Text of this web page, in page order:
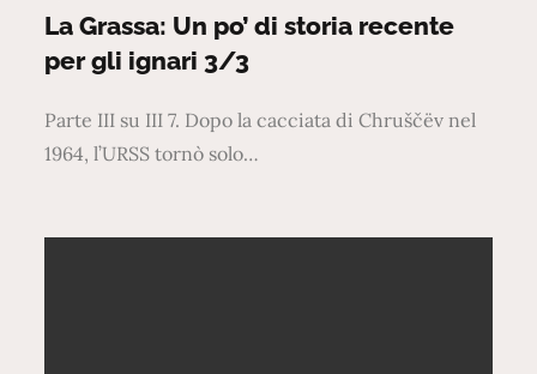
on
La Grassa: Un po’ di storia recente
per gli ignari 3/3
Parte III su III 7. Dopo la cacciata di Chruščëv nel
1964, l’URSS tornò solo…